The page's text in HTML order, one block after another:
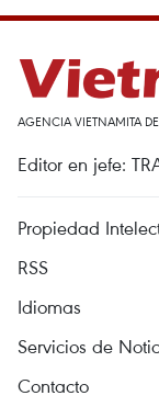
AGENCIA VIETNAMITA
Editor en jefe:
Propiedad
RSS
Idiomas
Servicios de
Contacto